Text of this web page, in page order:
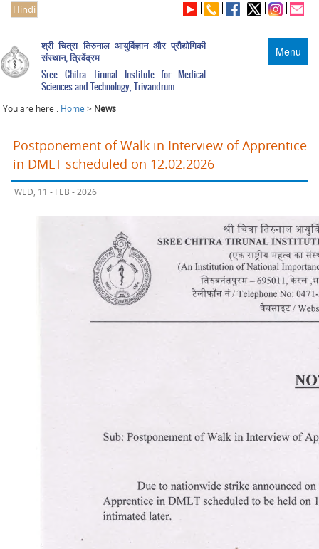
Hindi
Menu
श्री चित्रा तिरुनाल आयुर्विज्ञान और प्रौद्योगिकी
संस्थान, त्रिवेंद्रम
Sree Chitra Tirunal Institute for Medical
Sciences and Technology, Trivandrum
You are here : Home > News
Postponement of Walk in Interview of Apprentice
in DMLT scheduled on 12.02.2026
WED, 11 - FEB - 2026